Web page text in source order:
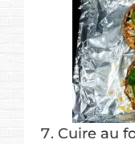
Cuire au